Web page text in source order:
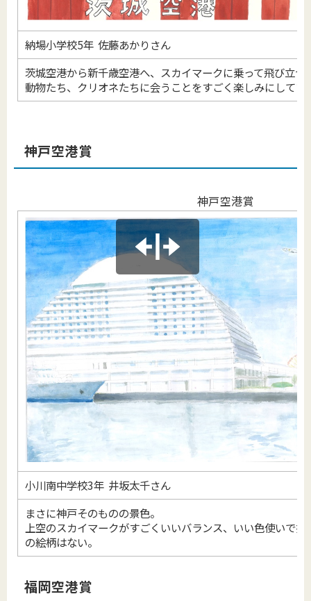
納場小学校5年 佐藤あかりさん
茨城空港から新千歳空港へ、スカイマークに乗って飛び立つ
動物たち、クリオネたちに会うことをすごく楽しみにしてい
神戸空港賞
神戸空港賞
小川南中学校3年 井坂太千さん
まさに神戸そのものの景色。
上空のスカイマークがすごくいいバランス、いい色使いで
の絵柄はない。
福岡空港賞